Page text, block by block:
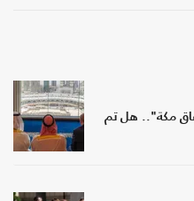
مكة".. هل تم